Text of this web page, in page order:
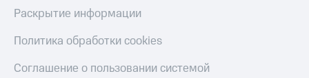
Раскрытие информации
Политика обработки cookies
Соглашение о пользовании системой